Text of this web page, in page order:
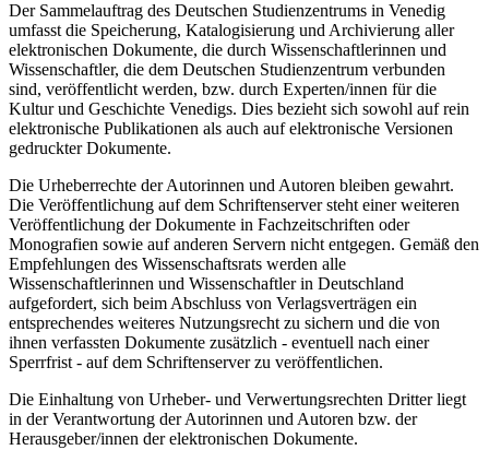
Der Sammelauftrag des Deutschen Studienzentrums in Venedig
umfasst die Speicherung, Katalogisierung und Archivierung aller
elektronischen Dokumente, die durch Wissenschaftlerinnen und
Wissenschaftler, die dem Deutschen Studienzentrum verbunden
sind, veröffentlicht werden, bzw. durch Experten/innen für die
Kultur und Geschichte Venedigs. Dies bezieht sich sowohl auf rein
elektronische Publikationen als auch auf elektronische Versionen
gedruckter Dokumente.
Die Urheberrechte der Autorinnen und Autoren bleiben gewahrt.
Die Veröffentlichung auf dem Schriftenserver steht einer weiteren
Veröffentlichung der Dokumente in Fachzeitschriften oder
Monografien sowie auf anderen Servern nicht entgegen. Gemäß den
Empfehlungen des Wissenschaftsrats werden alle
Wissenschaftlerinnen und Wissenschaftler in Deutschland
aufgefordert, sich beim Abschluss von Verlagsverträgen ein
entsprechendes weiteres Nutzungsrecht zu sichern und die von
ihnen verfassten Dokumente zusätzlich - eventuell nach einer
Sperrfrist - auf dem Schriftenserver zu veröffentlichen.
Die Einhaltung von Urheber- und Verwertungsrechten Dritter liegt
in der Verantwortung der Autorinnen und Autoren bzw. der
Herausgeber/innen der elektronischen Dokumente.